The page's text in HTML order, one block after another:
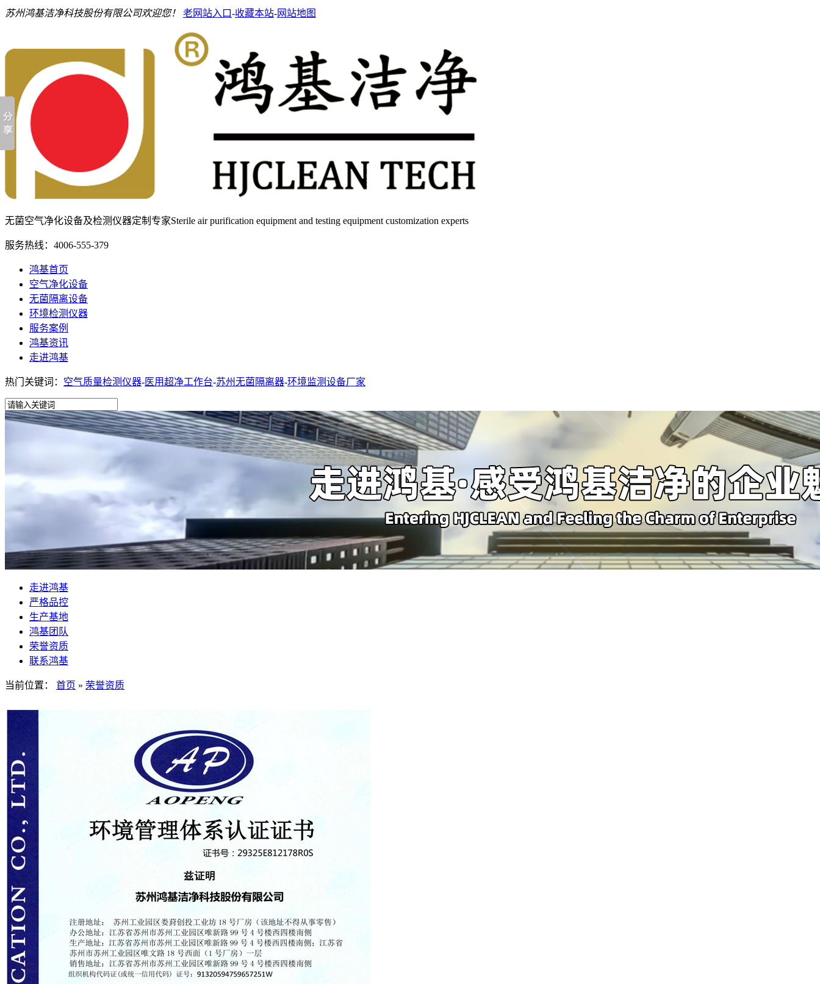
苏州鸿基洁净科技股份有限公司欢迎您！ 老网站入口-收藏本站-网站地图
无菌空气净化设备及检测仪器定制专家Sterile air purification equipment and testing equipment customization experts
服务热线： 4006-555-379
鸿基首页
空气净化设备
无菌隔离设备
环境检测仪器
服务案例
鸿基资讯
走进鸿基
热门关键词： 空气质量检测仪器-医用超净工作台-苏州无菌隔离器-环境监测设备厂家
走进鸿基
严格品控
生产基地
鸿基团队
荣誉资质
联系鸿基
当前位置： 首页 » 荣誉资质